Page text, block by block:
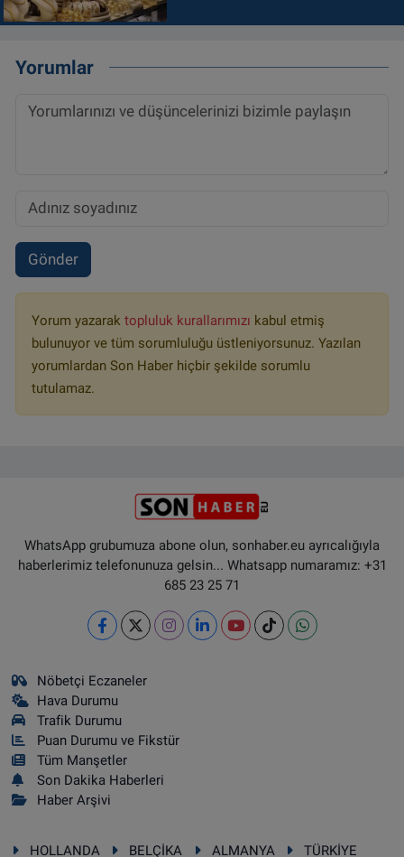
Yorumlar
Gönder
Yorum yazarak topluluk kurallarımızı kabul etmiş
bulunuyor ve tüm sorumluluğu üstleniyorsunuz. Yazılan
yorumlardan Son Haber hiçbir şekilde sorumlu
tutulamaz.
WhatsApp grubumuza abone olun, sonhaber.eu ayrıcalığıyla
haberlerimiz telefonunuza gelsin... Whatsapp numaramız: +31
685 23 25 71
Nöbetçi Eczaneler
Hava Durumu
Trafik Durumu
Puan Durumu ve Fikstür
Tüm Manşetler
Son Dakika Haberleri
Haber Arşivi
HOLLANDA BELÇİKA ALMANYA TÜRKİYE